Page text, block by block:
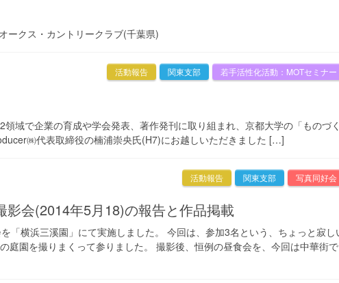
ークス・カントリークラブ(千葉県)
若手活性化活動：MOTセミナー
関東支部
活動報告
域で企業の育成や学会発表、著作発刊に取り組まれ、京都大学の「ものづく
㈱代表取締役の楠浦崇央氏(H7)にお越しいただきました […]
写真同好会
関東支部
活動報告
影会(2014年5月18)の報告と作品掲載
「横浜三溪園」にて実施しました。 今回は、参加3名という、ちょっと寂し
庭園を撮りまくって参りました。 撮影後、恒例の昼食会を、今回は中華街で